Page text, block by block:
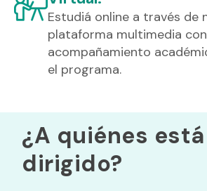
Estudiá online a través de
plataforma multimedia con
acompañamiento
el programa.
¿A quiénes está
dirigido?